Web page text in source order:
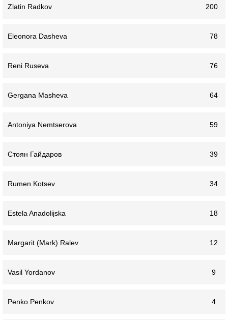
Zlatin Radkov 200
Eleonora Dasheva 78
Reni Ruseva 76
Gergana Masheva 64
Antoniya Nemtserova 59
Стоян Гайдаров 39
Rumen Kotsev 34
Estela Anadolijska 18
Margarit (Mark) Ralev 12
Vasil Yordanov 9
Penko Penkov 4